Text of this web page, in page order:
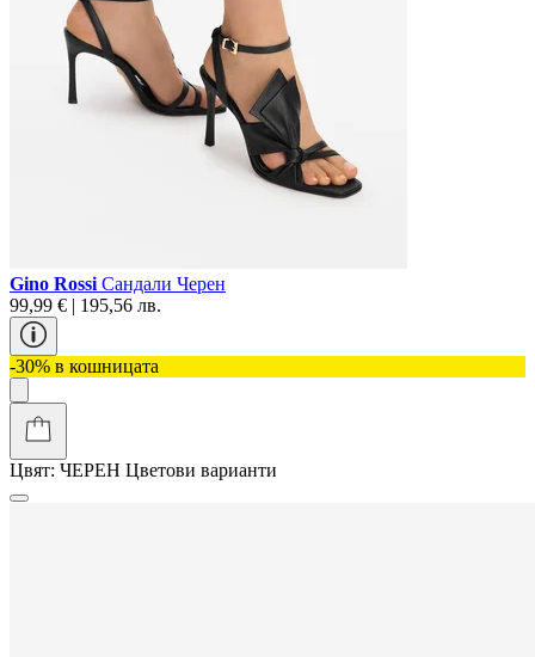
Gino Rossi Сандали Черен
99,99 € | 195,56 лв.
-30% в кошницата
Цвят: ЧЕРЕН Цветови варианти